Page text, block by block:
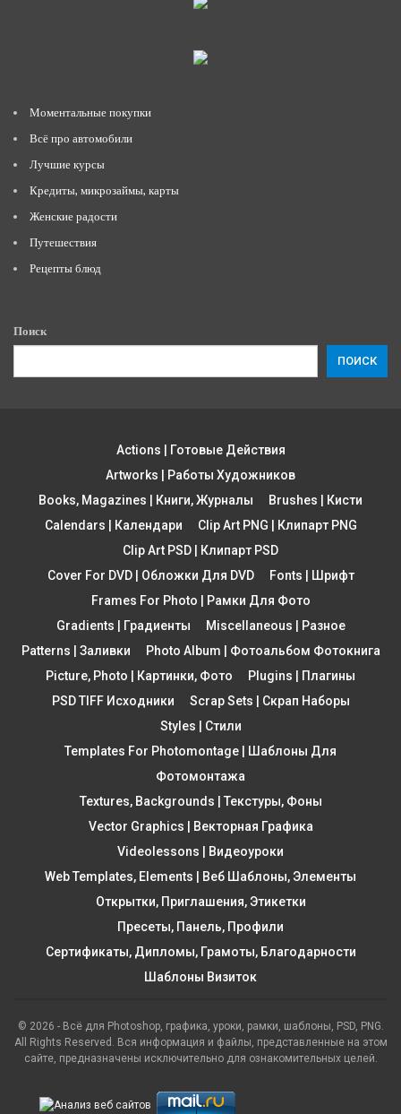
Моментальные покупки
Всё про автомобили
Лучшие курсы
Кредиты, микрозаймы, карты
Женские радости
Путешествия
Рецепты блюд
Поиск
ПОИСК
Actions | Готовые Действия
Artworks | Работы Художников
Books, Magazines | Книги, Журналы
Brushes | Кисти
Calendars | Календари
Clip Art PNG | Клипарт PNG
Clip Art PSD | Клипарт PSD
Cover For DVD | Обложки Для DVD
Fonts | Шрифт
Frames For Photo | Рамки Для Фото
Gradients | Градиенты
Miscellaneous | Разное
Patterns | Заливки
Photo Album | Фотоальбом Фотокнига
Picture, Photo | Картинки, Фото
Plugins | Плагины
PSD TIFF Исходники
Scrap Sets | Скрап Наборы
Styles | Стили
Templates For Photomontage | Шаблоны Для
Фотомонтажа
Textures, Backgrounds | Текстуры, Фоны
Vector Graphics | Векторная Графика
Videolessons | Видеоуроки
Web Templates, Elements | Веб Шаблоны, Элементы
Открытки, Приглашения, Этикетки
Пресеты, Панель, Профили
Сертификаты, Дипломы, Грамоты, Благодарности
Шаблоны Визиток
© 2026 - Всё для Photoshop, графика, уроки, рамки, шаблоны, PSD, PNG.
All Rights Reserved. Вся информация и файлы, представленные на этом
сайте, предназначены исключительно для ознакомительных целей.